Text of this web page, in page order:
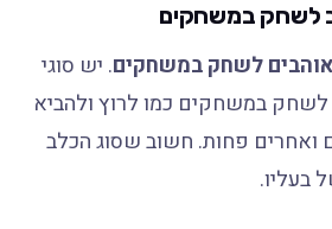
לשחק במשחקים
אוהבים לשחק במשחקים. יש סוגי
לשחק במשחקים כמו לרוץ ולהביא
ואחרים פחות. חשוב שסוג הכלב
בעליו.